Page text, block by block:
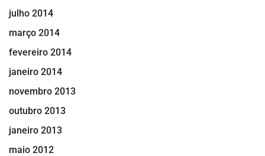
julho 2014
março 2014
fevereiro 2014
janeiro 2014
novembro 2013
outubro 2013
janeiro 2013
maio 2012